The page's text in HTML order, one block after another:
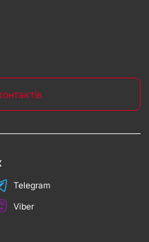
Telegram
Viber